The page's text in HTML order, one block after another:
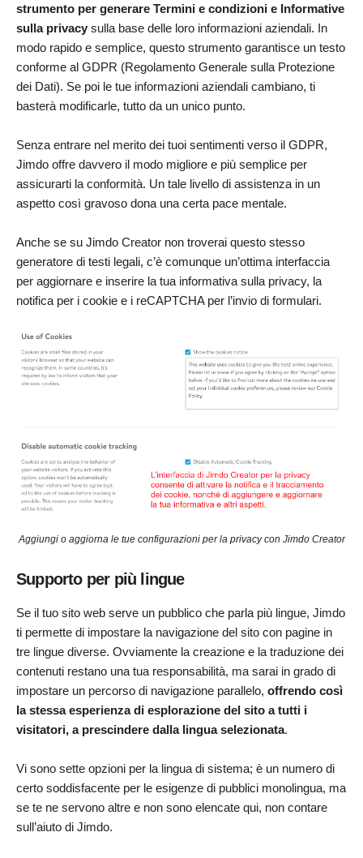
strumento per generare Termini e condizioni e Informative
sulla privacy sulla base delle loro informazioni aziendali. In
modo rapido e semplice, questo strumento garantisce un testo
conforme al GDPR (Regolamento Generale sulla Protezione
dei Dati). Se poi le tue informazioni aziendali cambiano, ti
basterà modificarle, tutto da un unico punto.
Senza entrare nel merito dei tuoi sentimenti verso il GDPR,
Jimdo offre davvero il modo migliore e più semplice per
assicurarti la conformità. Un tale livello di assistenza in un
aspetto così gravoso dona una certa pace mentale.
Anche se su Jimdo Creator non troverai questo stesso
generatore di testi legali, c’è comunque un’ottima interfaccia
per aggiornare e inserire la tua informativa sulla privacy, la
notifica per i cookie e i reCAPTCHA per l’invio di formulari.
Aggiungi o aggiorna le tue configurazioni per la privacy con Jimdo Creator
Supporto per più lingue
Se il tuo sito web serve un pubblico che parla più lingue, Jimdo
ti permette di impostare la navigazione del sito con pagine in
tre lingue diverse. Ovviamente la creazione e la traduzione dei
contenuti restano una tua responsabilità, ma sarai in grado di
impostare un percorso di navigazione parallelo, offrendo così
la stessa esperienza di esplorazione del sito a tutti i
visitatori, a prescindere dalla lingua selezionata.
Vi sono sette opzioni per la lingua di sistema; è un numero di
certo soddisfacente per le esigenze di pubblici monolingua, ma
se te ne servono altre e non sono elencate qui, non contare
sull’aiuto di Jimdo.